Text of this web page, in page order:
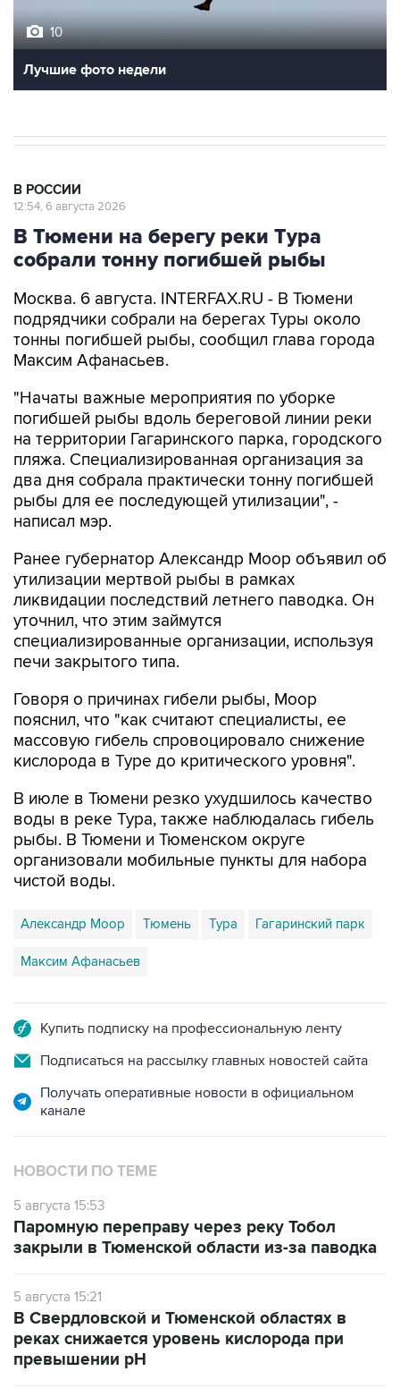
10
Лучшие фото недели
В РОССИИ
12:54, 6 августа 2026
В Тюмени на берегу реки Тура
собрали тонну погибшей рыбы
Москва. 6 августа. INTERFAX.RU - В Тюмени
подрядчики собрали на берегах Туры около
тонны погибшей рыбы, сообщил глава города
Максим Афанасьев.
"Начаты важные мероприятия по уборке
погибшей рыбы вдоль береговой линии реки
на территории Гагаринского парка, городского
пляжа. Специализированная организация за
два дня собрала практически тонну погибшей
рыбы для ее последующей утилизации", -
написал мэр.
Ранее губернатор Александр Моор объявил об
утилизации мертвой рыбы в рамках
ликвидации последствий летнего паводка. Он
уточнил, что этим займутся
специализированные организации, используя
печи закрытого типа.
Говоря о причинах гибели рыбы, Моор
пояснил, что "как считают специалисты, ее
массовую гибель спровоцировало снижение
кислорода в Туре до критического уровня".
В июле в Тюмени резко ухудшилось качество
воды в реке Тура, также наблюдалась гибель
рыбы. В Тюмени и Тюменском округе
организовали мобильные пункты для набора
чистой воды.
Александр Моор Тюмень Тура Гагаринский парк
Максим Афанасьев
Купить подписку на профессиональную ленту
Подписаться на рассылку главных новостей сайта
Получать оперативные новости в официальном
канале
НОВОСТИ ПО ТЕМЕ
5 августа 15:53
Паромную переправу через реку Тобол
закрыли в Тюменской области из-за паводка
5 августа 15:21
В Свердловской и Тюменской областях в
реках снижается уровень кислорода при
превышении рН